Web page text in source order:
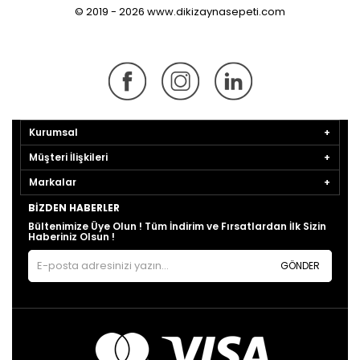
© 2019 - 2026 www.dikizaynasepeti.com
Kurumsal
Müşteri İlişkileri
Markalar
BIZDEN HABERLER
Bültenimize Üye Olun ! Tüm İndirim ve Fırsatlardan İlk Sizin
Haberiniz Olsun !
GÖNDER